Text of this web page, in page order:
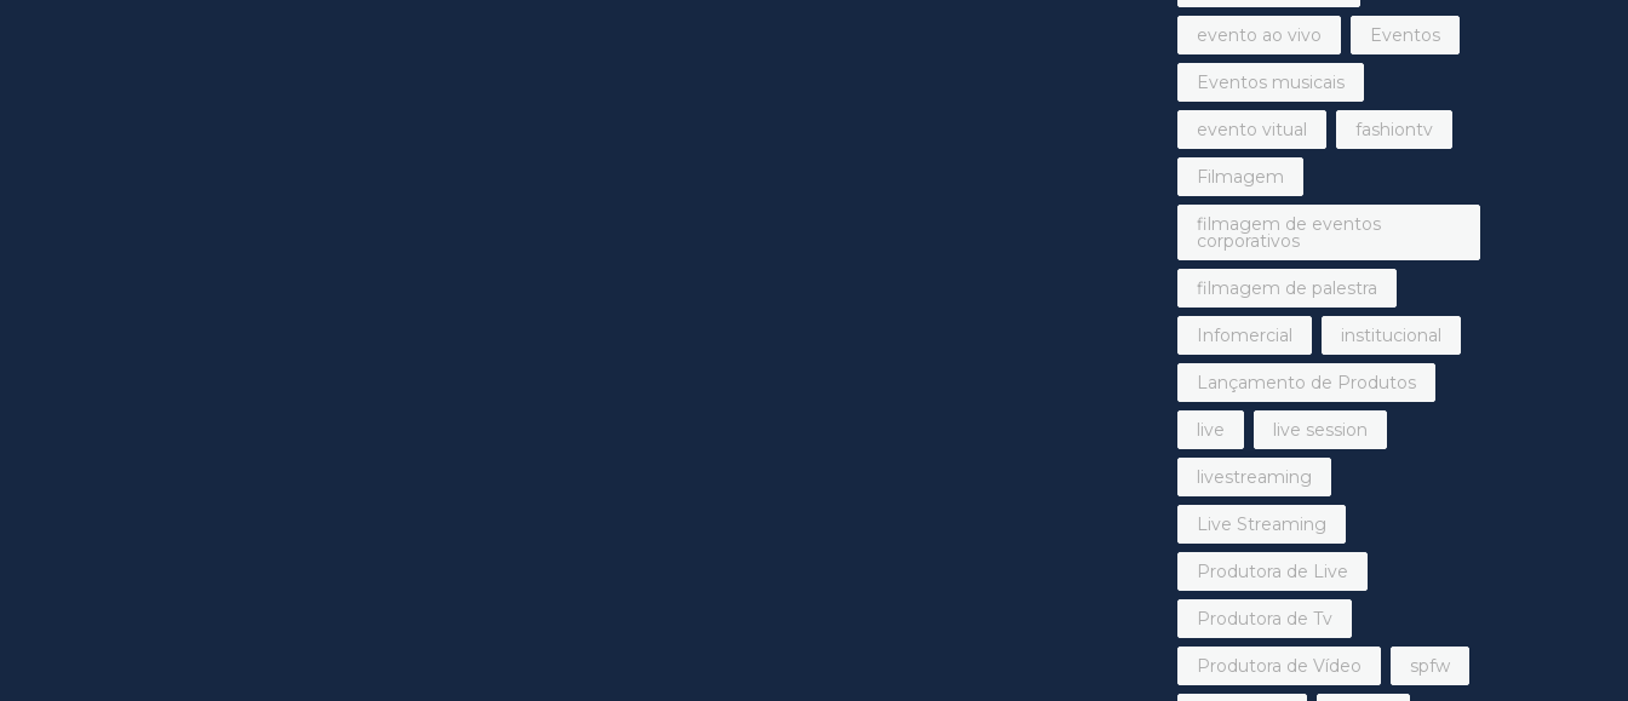
evento ao vivo Eventos
Eventos musicais
evento vitual fashiontv
Filmagem
filmagem de eventos
corporativos
filmagem de palestra
Infomercial institucional
Lançamento de Produtos
live live session
livestreaming
Live Streaming
Produtora de Live
Produtora de Tv
Produtora de Vídeo spfw